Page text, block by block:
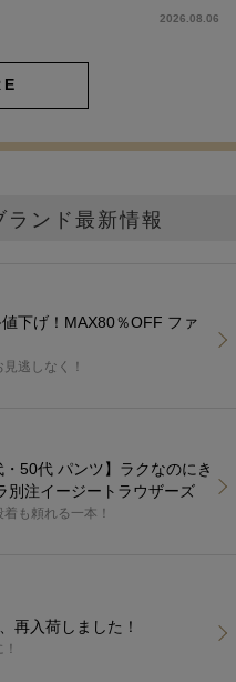
2026.08.06
ランド最新情報
値下げ！MAX80％OFF ファ
逃しなく！
・50代 パンツ】ラクなのにき
別注イージートラウザーズ
も頼れる一本！
再入荷しました！